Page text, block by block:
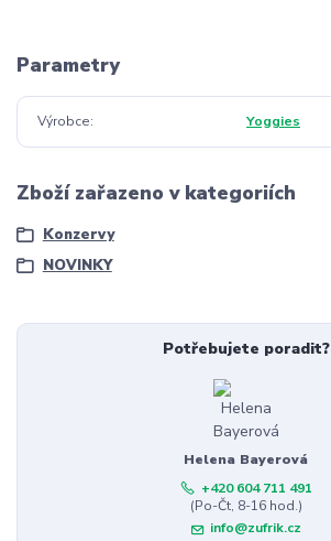
Parametry
Výrobce Yoggies
Zboží zařazeno v kategoriích
Konzervy
NOVINKY
Potřebujete poradit?
Helena Bayerová
+420 604 711 491
(Po-Čt, 8-16 hod.)
info@zufrik.cz